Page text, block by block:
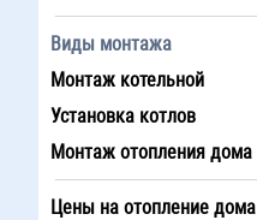
Виды монтажа
Монтаж котельной
Установка котлов
Монтаж отопления дома
Цены на отопление дома